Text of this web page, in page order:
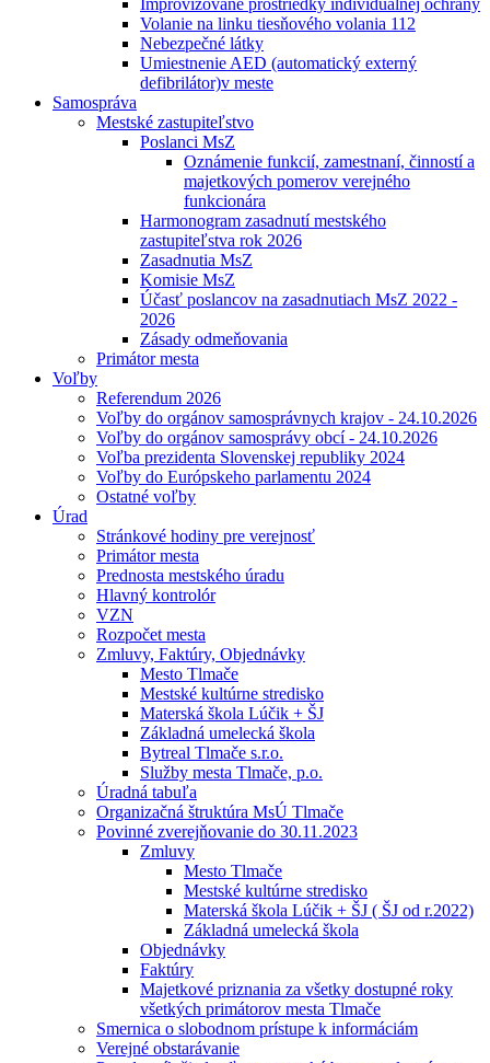
Improvizované prostriedky individuálnej ochrany
Volanie na linku tiesňového volania 112
Nebezpečné látky
Umiestnenie AED (automatický externý
defibrilátor)v meste
Samospráva
Mestské zastupiteľstvo
Poslanci MsZ
Oznámenie funkcií, zamestnaní, činností a
majetkových pomerov verejného
funkcionára
Harmonogram zasadnutí mestského
zastupiteľstva rok 2026
Zasadnutia MsZ
Komisie MsZ
Účasť poslancov na zasadnutiach MsZ 2022 -
2026
Zásady odmeňovania
Primátor mesta
Voľby
Referendum 2026
Voľby do orgánov samosprávnych krajov - 24.10.2026
Voľby do orgánov samosprávy obcí - 24.10.2026
Voľba prezidenta Slovenskej republiky 2024
Voľby do Európskeho parlamentu 2024
Ostatné voľby
Úrad
Stránkové hodiny pre verejnosť
Primátor mesta
Prednosta mestského úradu
Hlavný kontrolór
VZN
Rozpočet mesta
Zmluvy, Faktúry, Objednávky
Mesto Tlmače
Mestské kultúrne stredisko
Materská škola Lúčik + ŠJ
Základná umelecká škola
Bytreal Tlmače s.r.o.
Služby mesta Tlmače, p.o.
Úradná tabuľa
Organizačná štruktúra MsÚ Tlmače
Povinné zverejňovanie do 30.11.2023
Zmluvy
Mesto Tlmače
Mestské kultúrne stredisko
Materská škola Lúčik + ŠJ ( ŠJ od r.2022)
Základná umelecká škola
Objednávky
Faktúry
Majetkové priznania za všetky dostupné roky
všetkých primátorov mesta Tlmače
Smernica o slobodnom prístupe k informáciám
Verejné obstarávanie